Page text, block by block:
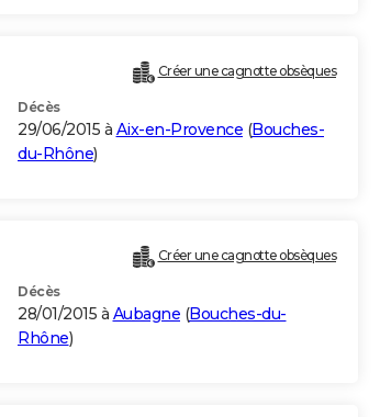
Créer une cagnotte obsèques
Décès
29/06/2015 à Aix-en-Provence (Bouches-
du-Rhône)
Créer une cagnotte obsèques
Décès
28/01/2015 à Aubagne (Bouches-du-
Rhône)